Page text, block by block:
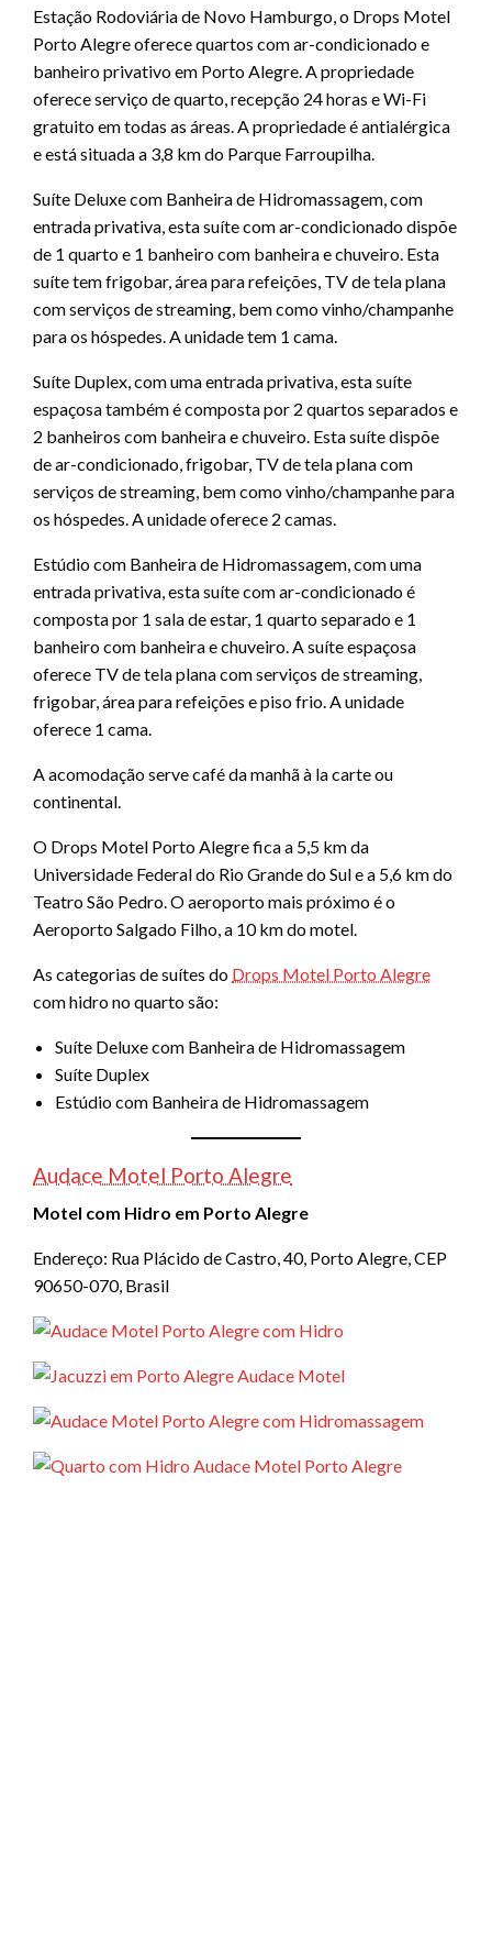
Estação Rodoviária de Novo Hamburgo, o Drops Motel
Porto Alegre oferece quartos com ar-condicionado e
banheiro privativo em Porto Alegre. A propriedade
oferece serviço de quarto, recepção 24 horas e Wi-Fi
gratuito em todas as áreas. A propriedade é antialérgica
e está situada a 3,8 km do Parque Farroupilha.
Suíte Deluxe com Banheira de Hidromassagem, com
entrada privativa, esta suíte com ar-condicionado dispõe
de 1 quarto e 1 banheiro com banheira e chuveiro. Esta
suíte tem frigobar, área para refeições, TV de tela plana
com serviços de streaming, bem como vinho/champanhe
para os hóspedes. A unidade tem 1 cama.
Suíte Duplex, com uma entrada privativa, esta suíte
espaçosa também é composta por 2 quartos separados e
2 banheiros com banheira e chuveiro. Esta suíte dispõe
de ar-condicionado, frigobar, TV de tela plana com
serviços de streaming, bem como vinho/champanhe para
os hóspedes. A unidade oferece 2 camas.
Estúdio com Banheira de Hidromassagem, com uma
entrada privativa, esta suíte com ar-condicionado é
composta por 1 sala de estar, 1 quarto separado e 1
banheiro com banheira e chuveiro. A suíte espaçosa
oferece TV de tela plana com serviços de streaming,
frigobar, área para refeições e piso frio. A unidade
oferece 1 cama.
A acomodação serve café da manhã à la carte ou
continental.
O Drops Motel Porto Alegre fica a 5,5 km da
Universidade Federal do Rio Grande do Sul e a 5,6 km do
Teatro São Pedro. O aeroporto mais próximo é o
Aeroporto Salgado Filho, a 10 km do motel.
As categorias de suítes do Drops Motel Porto Alegre
com hidro no quarto são:
Suíte Deluxe com Banheira de Hidromassagem
Suíte Duplex
Estúdio com Banheira de Hidromassagem
Audace Motel Porto Alegre
Motel com Hidro em Porto Alegre
Endereço: Rua Plácido de Castro, 40, Porto Alegre, CEP
90650-070, Brasil